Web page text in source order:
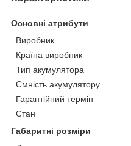
Основні атрибути
Виробник
Країна виробник
Тип акумулятора
Ємність акумулятору
Гарантійний термін
Стан
Габаритні розміри